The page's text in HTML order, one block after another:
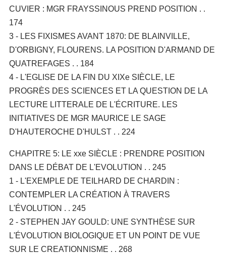
CUVIER : MGR FRAYSSINOUS PREND POSITION . .
174
3 - LES FIXISMES AVANT 1870: DE BLAINVILLE,
D'ORBIGNY, FLOURENS. LA POSITION D'ARMAND DE
QUATREFAGES . . 184
4 - L'EGLISE DE LA FIN DU XIXe SIÈCLE, LE
PROGRÈS DES SCIENCES ET LA QUESTION DE LA
LECTURE LITTERALE DE L'ÉCRITURE. LES
INITIATIVES DE MGR MAURICE LE SAGE
D'HAUTEROCHE D'HULST . . 224
CHAPITRE 5: LE xxe SIÈCLE : PRENDRE POSITION
DANS LE DÉBAT DE L'EVOLUTION . . 245
1 - L'EXEMPLE DE TEILHARD DE CHARDIN :
CONTEMPLER LA CRÉATION À TRAVERS
L'ÉVOLUTION . . 245
2 - STEPHEN JAY GOULD: UNE SYNTHÈSE SUR
L'ÉVOLUTION BIOLOGIQUE ET UN POINT DE VUE
SUR LE CREATIONNISME . . 268